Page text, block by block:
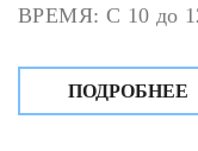
ВРЕМЯ: С 10 до
ПОДРОБНЕЕ